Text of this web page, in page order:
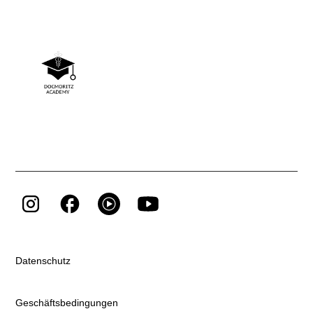
Datenschutz
Geschäftsbedingungen